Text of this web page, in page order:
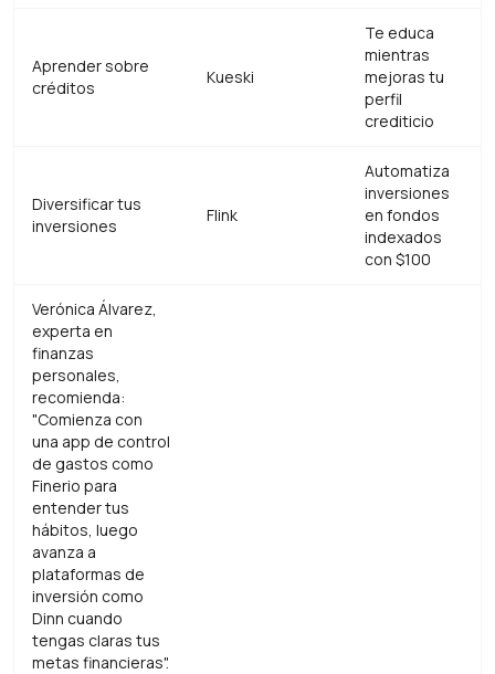
Aprender sobre
créditos
Kueski
Te educa
mientras
mejoras tu
perfil
crediticio
Diversificar tus
inversiones
Flink
Automatiza
inversiones
en fondos
indexados
con $100
Verónica Álvarez,
experta en
finanzas
personales,
recomienda:
"Comienza con
una app de control
de gastos como
Finerio para
entender tus
hábitos, luego
avanza a
plataformas de
inversión como
Dinn cuando
tengas claras tus
metas financieras".